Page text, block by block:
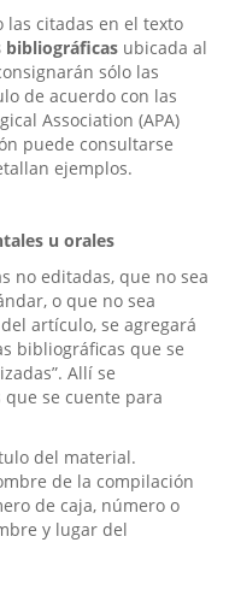
las citadas en el texto
bibliográficas ubicada al
sólo las
de acuerdo con las
Association (APA)
puede consultarse
ejemplos.
u orales
no editadas, que no sea
o que no sea
artículo, se agregará
bibliográficas que se
Allí se
se cuente para
del material.
de la compilación
de caja, número o
y lugar del